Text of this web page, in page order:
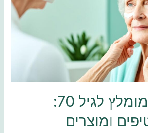
קרם פנים מומלץ לגיל 70:
ומוצרים